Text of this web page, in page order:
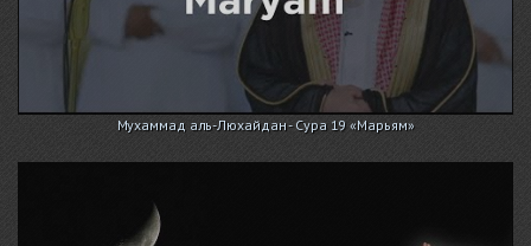
Мухаммад аль-Люхайдан - Сура 19 «Марьям»